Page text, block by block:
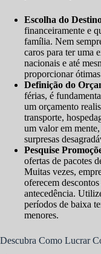
Escolha do
financeiramente e
família. Nem
caros para ter uma
nacionais e até
proporcionar
Definição do
férias, é
um orçamento
transporte,
um valor em
surpresas
Pesquise
ofertas de pacotes
Muitas vezes,
oferecem
antecedência.
períodos de baixa
menores.
Descubra Como Lucrar